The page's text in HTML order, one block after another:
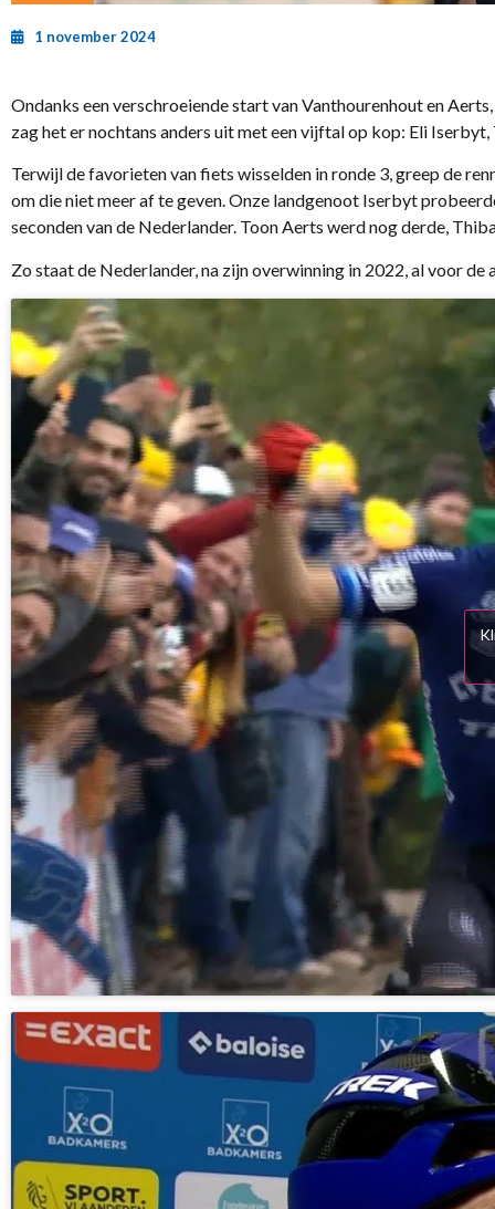
1 november 2024
Ondanks een verschroeiende start van Vanthourenhout en
zag het er nochtans anders uit met een vijftal op kop: Eli
Terwijl de favorieten van fiets wisselden in ronde 3, greep de
om die niet meer af te geven. Onze landgenoot Iserbyt
seconden van de Nederlander. Toon Aerts werd nog derde,
Zo staat de Nederlander, na zijn overwinning in 2022, al voor